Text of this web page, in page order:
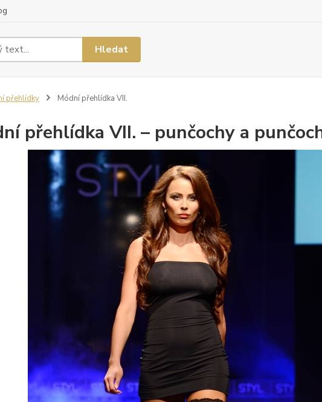
Hledat
přehlídky Módní přehlídka VII.
přehlídka VII. – punčochy a